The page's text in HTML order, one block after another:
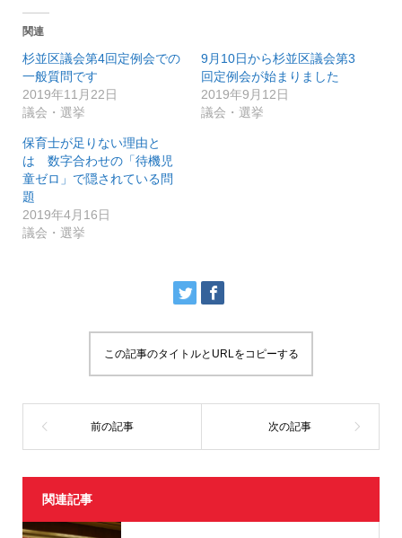
i
t
t
e
r
で
共
(
新
し
い
ウ
ィ
ド
ウ
で
で
共
有
る
に
リ
ッ
ク
し
て
く
さ
い
で
ま
す
関連
杉並区議会第4回定例会での
一般質問です
2019年11月22日
議会・選挙
9月10日から杉並区議会第3
回定例会が始まりました
2019年9月12日
議会・選挙
保育士が足りない理由と
は 数字合わせの「待機児
童ゼロ」で隠されている問
題
2019年4月16日
議会・選挙
この記事のタイトルとURLをコピーする
関連記事